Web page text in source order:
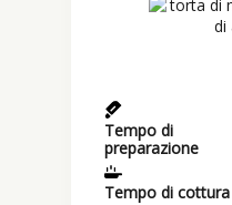
Tempo di
preparazione
Tempo di cottura